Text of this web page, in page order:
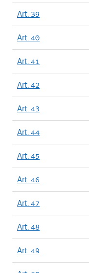
Art. 39
Art. 40
Art. 41
Art. 42
Art. 43
Art. 44
Art. 45
Art. 46
Art. 47
Art. 48
Art. 49